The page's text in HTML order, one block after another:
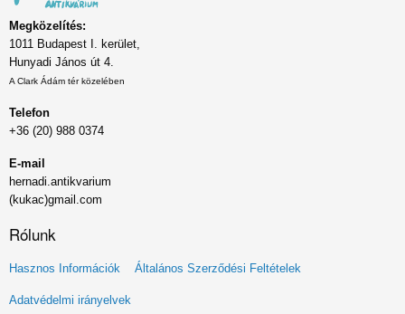
Megközelítés:
1011 Budapest I. kerület,
Hunyadi János út 4.
A Clark Ádám tér közelében
Telefon
+36 (20) 988 0374
E-mail
hernadi.antikvarium
(kukac)gmail.com
Rólunk
Lábléc
menü
Hasznos Információk Általános Szerződési Feltételek
Adatvédelmi irányelvek